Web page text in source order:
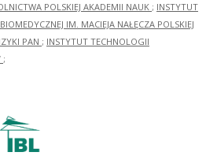
POLSKIEJ AKADEMII NAUK ; INSTYTUT
IM. MACIEJA NAŁĘCZA POLSKIEJ
PAN ; INSTYTUT TECHNOLOGII
;